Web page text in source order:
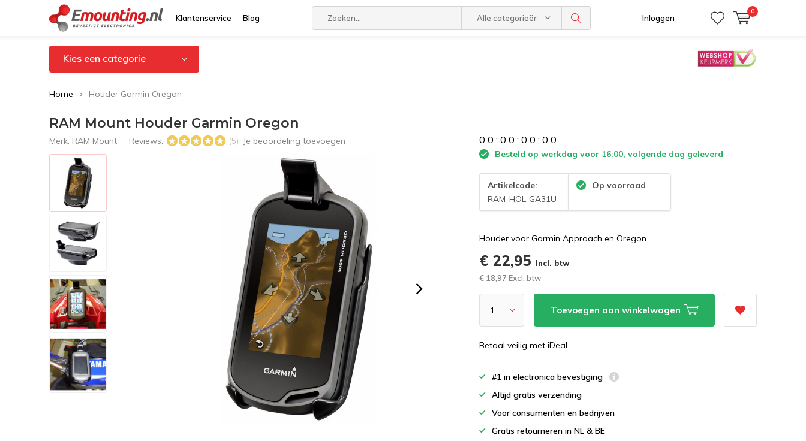
Klantenservice Blog Alle categorieën Inloggen
0
Kies een categorie
Home Houder Garmin Oregon
RAM Mount Houder Garmin Oregon
Merk: RAM Mount Reviews: (5) Je beoordeling toevoegen 0 0 :0 0 :0 0 :0 0
Besteld op werkdag voor 16:00, volgende dag geleverd
Artikelcode:
RAM-HOL-GA31U
Op voorraad
Houder voor Garmin Approach en Oregon
€ 22,95 Incl. btw
€ 18,97 Excl. btw
Toevoegen aan winkelwagen
Betaal veilig met iDeal
#1 in electronica bevestiging
Altijd gratis verzending
Voor consumenten en bedrijven
Gratis retourneren in NL & BE